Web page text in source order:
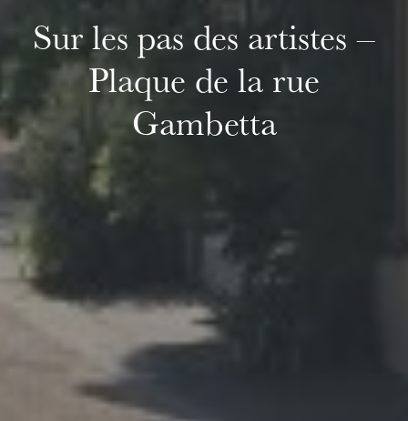
Sur les pas des artistes –
Plaque de la rue
Gambetta